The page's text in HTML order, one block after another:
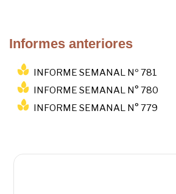
Informes anteriores
INFORME SEMANAL Nº 781
INFORME SEMANAL N° 780
INFORME SEMANAL N° 779